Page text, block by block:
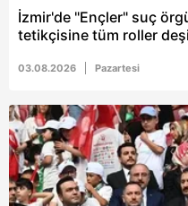
İzmir'de "Ençler" suç
tetikçisine tüm roller
03.08.2026 Pazartesi